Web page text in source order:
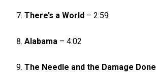
There’s a World – 2:59
Alabama – 4:02
The Needle and the Damage Done